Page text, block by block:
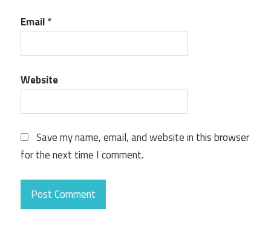
Email*
Website
Save my name, email, and website in this browser
for the next time I comment.